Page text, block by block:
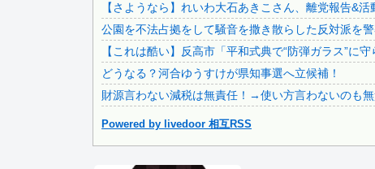
積水ハウス「地面師に55億円騙し取られた…」ワイ「はえー...
【動画】 移民受け入れ派のパヨおば、自分の家に来られたら...
彼氏が『この車』買おうとして私とケンカになってるんだけど
【画像】 まま「なんかプール入ってたら学生にめっちゃ見ら...
【さようなら】れいわ大石あきこさん、離党報告&活
公園を不法占拠をして騒音を撒き散らした反対派を警
【これは酷い】反高市「平和式典で“防弾ガラス”に
どうなる？河合ゆうすけが県知事選へ立候補！
財源言わない減税は無責任！→使い方言わないのも無
Powered by livedoor 相互RSS